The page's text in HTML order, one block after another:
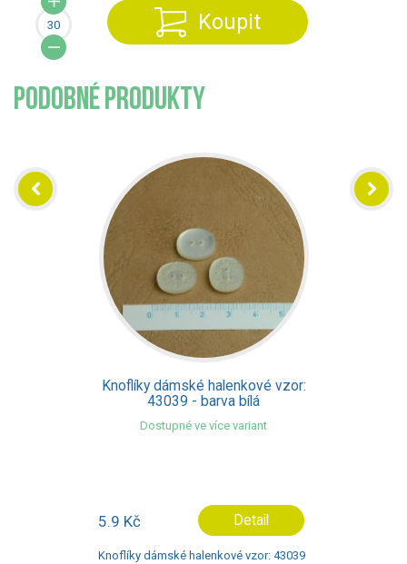
Koupit
PODOBNÉ PRODUKTY
Knoflíky dámské halenkové vzor:
09943 - barva hnědá
1.5 Kč Detail
Knoflíky dámské halenkové vzor: 09943